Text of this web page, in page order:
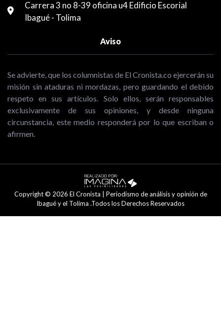
Carrera 3 no 8-39 oficina u4 Edificio Escorial
Ibagué - Tolima
Aviso
Se advierte, que los columnistas de El Cronista.co ejercerán su
misión sin ataduras ni mordazas, pero guardando el debido
respeto en sus artículos. Solo ellos, serán responsables
exclusivamente de sus opiniones, y desde ninguna
circunstancia, este medio responderá por lo que escriban o
afirmen.
Copyright © 2026 El Cronista | Periodismo de análisis y opinión de
Ibagué y el Tolima .Todos los Derechos Reservados